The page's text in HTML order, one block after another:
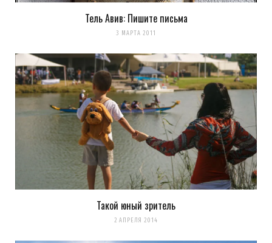
Тель Авив: Пишите письма
3 МАРТА 2011
Такой юный зритель
2 АПРЕЛЯ 2014